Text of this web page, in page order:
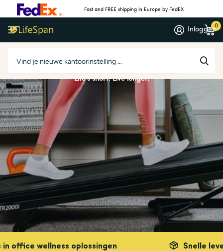
Fast and FREE shipping in Europe by FedEX
Inloggen0
Fitness assortiment.
Life's short. Live longer.
wellnessoplossingen Snelle levering in